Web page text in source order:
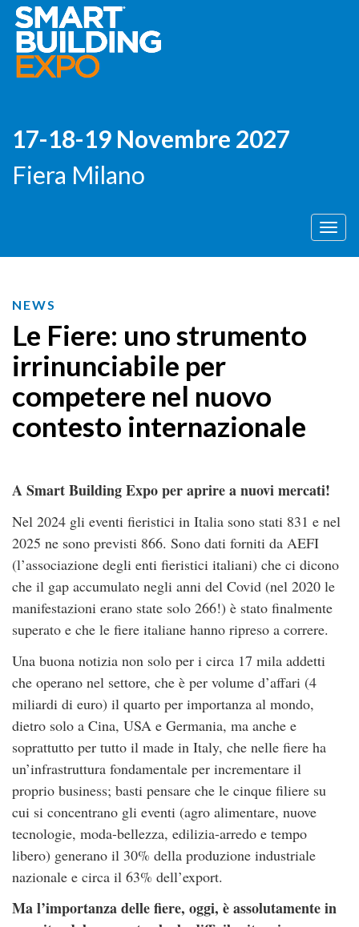
17-18-19 Novembre 2027
Fiera Milano
Menù
NEWS
Le Fiere: uno strumento
irrinunciabile per
competere nel nuovo
contesto internazionale
A Smart Building Expo per aprire a nuovi mercati!
Nel 2024 gli eventi fieristici in Italia sono stati 831 e nel
2025 ne sono previsti 866. Sono dati forniti da AEFI
(l’associazione degli enti fieristici italiani) che ci dicono
che il gap accumulato negli anni del Covid (nel 2020 le
manifestazioni erano state solo 266!) è stato finalmente
superato e che le fiere italiane hanno ripreso a correre.
Una buona notizia non solo per i circa 17 mila addetti
che operano nel settore, che è per volume d’affari (4
miliardi di euro) il quarto per importanza al mondo,
dietro solo a Cina, USA e Germania, ma anche e
soprattutto per tutto il made in Italy, che nelle fiere ha
un’infrastruttura fondamentale per incrementare il
proprio business; basti pensare che le cinque filiere su
cui si concentrano gli eventi (agro alimentare, nuove
tecnologie, moda-bellezza, edilizia-arredo e tempo
libero) generano il 30% della produzione industriale
nazionale e circa il 63% dell’export.
Ma l’importanza delle fiere, oggi, è assolutamente in